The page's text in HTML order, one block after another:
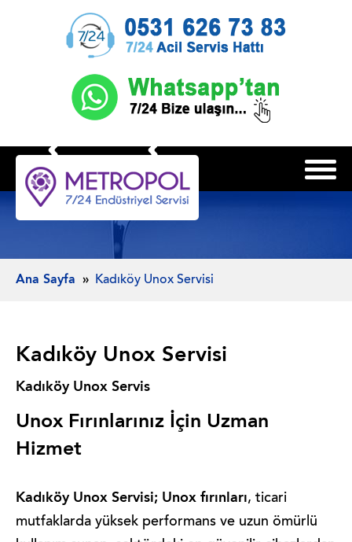
Ana Sayfa Kadıköy Unox Servisi
Kadıköy Unox Servisi
Kadıköy Unox Servis
Unox Fırınlarınız İçin Uzman
Hizmet
Kadıköy Unox Servisi; Unox fırınları, ticari
mutfaklarda yüksek performans ve uzun ömürlü